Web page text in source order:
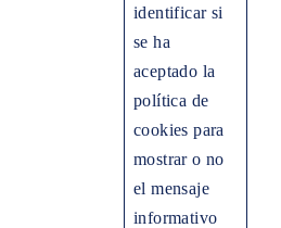
identificar si
se ha
aceptado la
política de
cookies para
mostrar o no
el mensaje
informativo